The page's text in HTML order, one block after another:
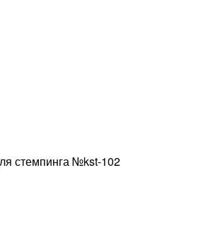
стемпинга №kst-102